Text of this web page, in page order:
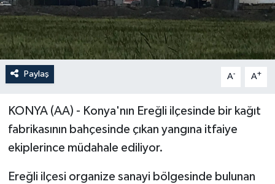
Paylaş A- A+
KONYA (AA) - Konya'nın Ereğli ilçesinde bir kağıt
fabrikasının bahçesinde çıkan yangına itfaiye
ekiplerince müdahale ediliyor.
Ereğli ilçesi organize sanayi bölgesinde bulunan
SİYASET
GÜNCEL
SPOR
YAŞAM
Yerel